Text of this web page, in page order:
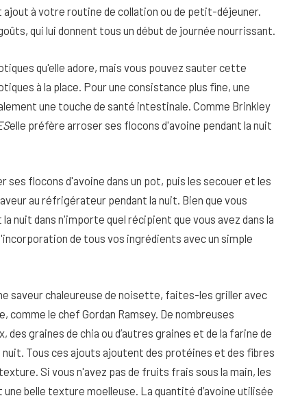
à votre routine de collation ou de petit-déjeuner.
qui lui donnent tous un début de journée nourrissant.
qu'elle adore, mais vous pouvez sauter cette
à la place. Pour une consistance plus fine, une
une touche de santé intestinale. Comme Brinkley
elle préfère arroser ses flocons d'avoine pendant la nuit
ses flocons d'avoine dans un pot, puis les secouer et les
au réfrigérateur pendant la nuit. Bien que vous
nuit dans n'importe quel récipient que vous avez dans la
de tous vos ingrédients avec un simple
saveur chaleureuse de noisette, faites-les griller avec
comme le chef Gordan Ramsey. De nombreuses
graines de chia ou d’autres graines et de la farine de
nuit. Tous ces ajouts ajoutent des protéines et des fibres
Si vous n'avez pas de fruits frais sous la main, les
belle texture moelleuse. La quantité d’avoine utilisée